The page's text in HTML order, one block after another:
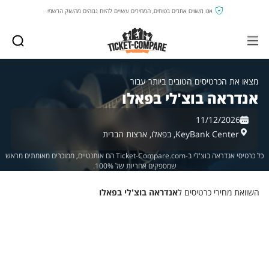
אנו משווים אתרים בטוחים, המחירים עשויים להיות גבוהים מהשוק הרשמי.
מצאו את הכרטיסים הטובים ביותר עבור
אנדראה בוצ'לי בפאלו
11/12/2026
KeyBank Center, בפאלו, ארצות הברית
כל כרטיסי אנדראה בוצ'לי ב-Ticket-Compare.com הם אותנטיים, ממוכרים מאומתים מראש
שמספקים אחריות של 100%.
השוואת מחירי כרטיסים לאנדראה בוצ'לי בפאלו